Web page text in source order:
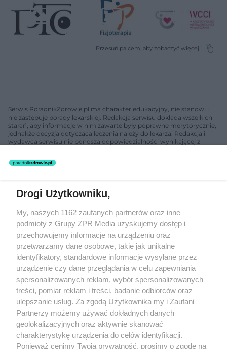
Serwis PoradnikZdrowie.pl ma charakter edukacyjny, nie stanowi i
nie zastępuje porady lekarskiej. Redakcja serwisu dokłada wszelkich
starań, aby informacje w nim zawarte były poprawne merytorycznie,
jednakże decyzja dotycząca leczenia należy do lekarza. Redakcja i
wydawca serwisu nie ponoszą odpowiedzialności wynikającej z
świadczeń zdrowotnych w rozumieniu art. 3 ust 1 ustawy o
rozpowszechniany lub dalej rozpowszechniany w jakikolwiek sposób
(w tym także elektroniczny lub mechaniczny) na jakimkolwiek polu
eksploatacji w jakiejkolwiek formie, włącznie z umieszczaniem w
Internecie bez pisemnej zgody właściciela praw. Jakiekolwiek użycie
lub wykorzystanie utworów w całości lub w części z naruszeniem
prawa, tzn. bez właściwej zgody, jest zabronione pod groźbą kary i
może być ścigane prawnie.
O nas
Drogi Użytkowniku,
My, naszych 1162 zaufanych partnerów oraz inne
podmioty z Grupy ZPR Media uzyskujemy dostęp i
przechowujemy informacje na urządzeniu oraz
przetwarzamy dane osobowe, takie jak unikalne
identyfikatory, standardowe informacje wysyłane przez
urządzenie czy dane przeglądania w celu zapewniania
spersonalizowanych reklam, wybór spersonalizowanych
treści, pomiar reklam i treści, badanie odbiorców oraz
ulepszanie usług. Za zgodą Użytkownika my i Zaufani
Partnerzy możemy używać dokładnych danych
geolokalizacyjnych oraz aktywnie skanować
charakterystykę urządzenia do celów identyfikacji.
Ponieważ cenimy Twoją prywatność, prosimy o zgodę na